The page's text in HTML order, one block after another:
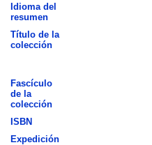
Idioma del
resumen
Título de la
colección
Fascículo
de la
colección
ISBN
Expedición